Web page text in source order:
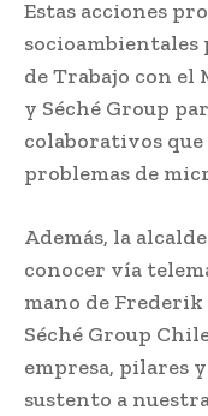
Estas acciones
socioambientales
de Trabajo con el
y Séché Group
colaborativos
problemas de
Además, la
conocer vía
mano de
Séché Group
empresa, pilares
sustento a